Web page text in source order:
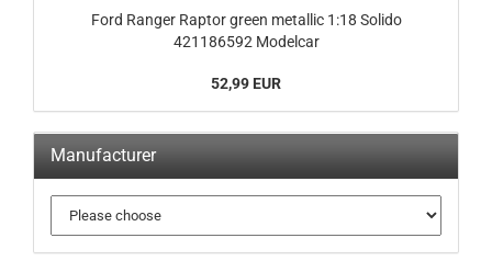
Ford Ranger Raptor green metallic 1:18 Solido
421186592 Modelcar
52,99 EUR
Manufacturer